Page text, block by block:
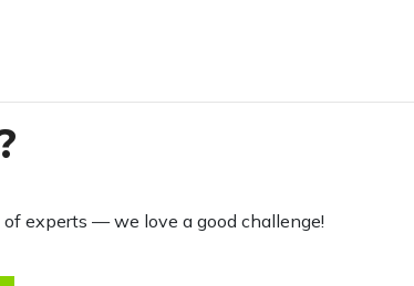
experts — we love a good challenge!